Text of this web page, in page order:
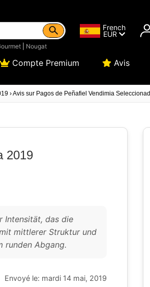
| Nougat
French
EUR
Compte Premium Avis
›Avis sur Pagos de Peñafiel Vendimia
2019
Intensität, das die
mittlerer Struktur und
runden Abgang.
Envoyé le: mardi 14 mai, 2019